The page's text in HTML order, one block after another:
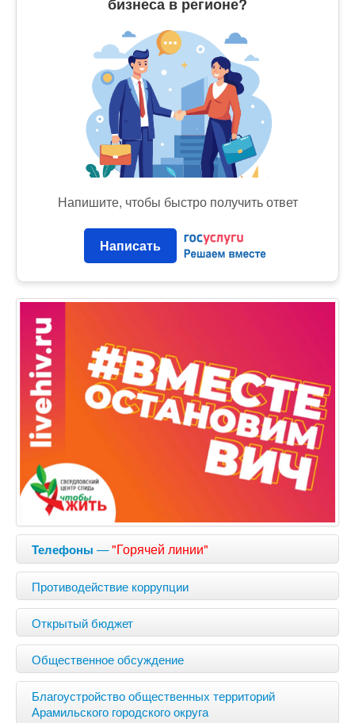
Напишите, чтобы быстро получить ответ
Написать
Телефоны —"Горячей линии"
Противодействие коррупции
Открытый бюджет
Общественное обсуждение
Благоустройство общественных территорий
Арамильского городского округа